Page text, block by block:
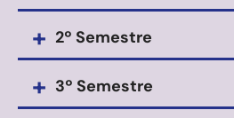
+ 2º Semestre
+ 3º Semestre